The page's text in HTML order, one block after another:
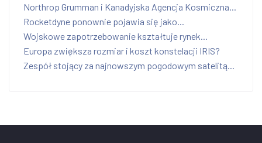
Northrop Grumman i Kanadyjska Agencja Kosmiczna...
Rocketdyne ponownie pojawia się jako...
Wojskowe zapotrzebowanie kształtuje rynek...
Europa zwiększa rozmiar i koszt konstelacji IRIS?
Zespół stojący za najnowszym pogodowym satelitą...